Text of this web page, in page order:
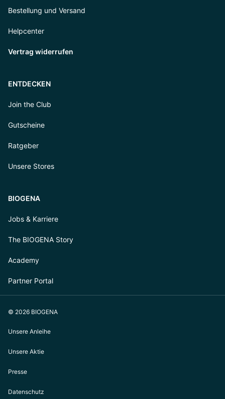
Bestellung und Versand
Helpcenter
Vertrag widerrufen
ENTDECKEN
Join the Club
Gutscheine
Ratgeber
Unsere Stores
BIOGENA
Jobs & Karriere
The BIOGENA Story
Academy
Partner Portal
© 2026 BIOGENA
Unsere Anleihe
Unsere Aktie
Presse
Datenschutz